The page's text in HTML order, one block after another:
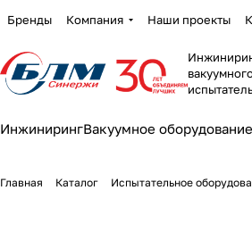
Бренды Компания Наши проекты
ИнжинирингВакуумное оборудование
Главная Каталог Испытательное